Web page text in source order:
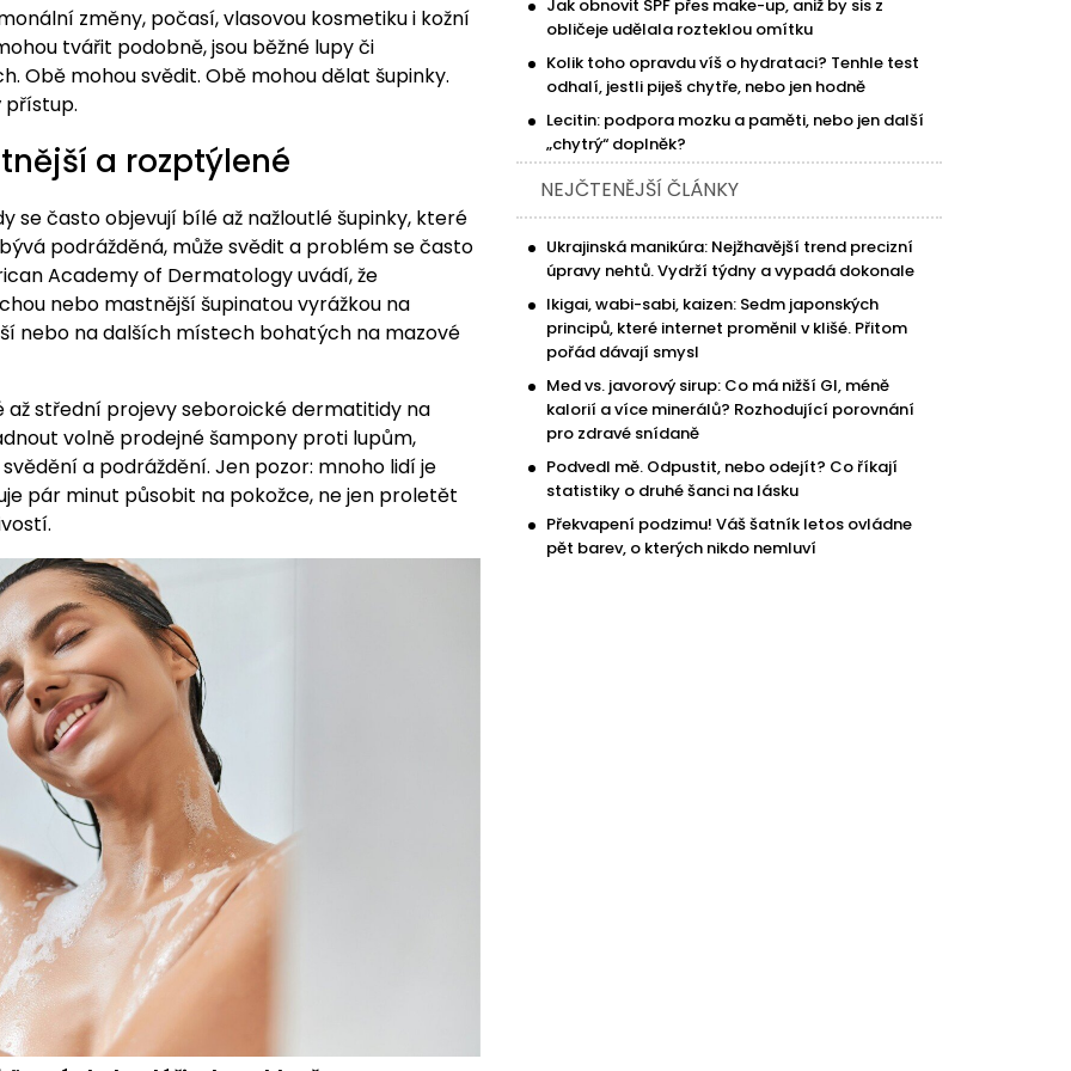
změny, počasí, vlasovou kosmetiku i kožní
tvářit podobně, jsou běžné lupy či
Obě mohou svědit. Obě mohou dělat šupinky.
přístup.
a rozptýlené
se často objevují bílé až nažloutlé šupinky, které
podrážděná, může svědit a problém se často
Academy of Dermatology uvádí, že
nebo mastnější šupinatou vyrážkou na
nebo na dalších místech bohatých na mazové
střední projevy seboroické dermatitidy na
volně prodejné šampony proti lupům,
a podráždění. Jen pozor: mnoho lidí je
pár minut působit na pokožce, ne jen proletět
Jak obnovit SPF přes make-up, aniž by sis z
obličeje udělala rozteklou omítku
Kolik toho opravdu víš o hydrataci? Tenhle test
odhalí, jestli piješ chytře, nebo jen hodně
Lecitin: podpora mozku a paměti, nebo jen další
„chytrý“ doplněk?
NEJČTENĚJŠÍ ČLÁNKY
Ukrajinská manikúra: Nejžhavější trend precizní
úpravy nehtů. Vydrží týdny a vypadá dokonale
Ikigai, wabi-sabi, kaizen: Sedm japonských
principů, které internet proměnil v klišé. Přitom
pořád dávají smysl
Med vs. javorový sirup: Co má nižší GI, méně
kalorií a více minerálů? Rozhodující porovnání
pro zdravé snídaně
Podvedl mě. Odpustit, nebo odejít? Co říkají
statistiky o druhé šanci na lásku
Překvapení podzimu! Váš šatník letos ovládne
pět barev, o kterých nikdo nemluví